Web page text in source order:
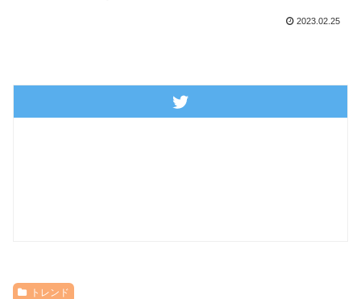
2023.02.25
トレンド